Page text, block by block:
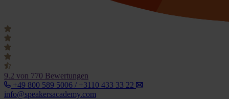
9.2 von 770 Bewertungen
+49 800 589 5006 / +3110 433 33 22
info@speakersacademy.com